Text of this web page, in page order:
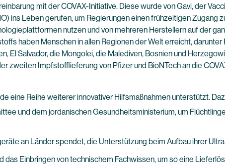
mit der COVAX-Initiative. Diese wurde von Gavi, der
ins Leben gerufen, um Regierungen einen frühzeitigen Zugang
nutzen und von mehreren Herstellern auf der
haben Menschen in allen Regionen der Welt erreicht, darunter
El Salvador, die Mongolei, die Malediven, Bosnien und
zweiten Impfstofflieferung von Pfizer und BioNTech an die
eine Reihe weiterer innovativer Hilfsmaßnahmen unterstützt.
und dem jordanischen Gesundheitsministerium, um
an Länder spendet, die Unterstützung beim Aufbau ihrer
Einbringen von technischem Fachwissen, um so eine